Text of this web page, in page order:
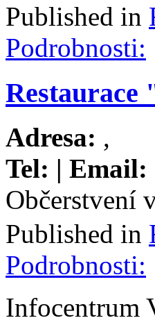
Published in
Podrobnosti:
Restaurace
Adresa: ,
Tel: | Email:
Občerstvení
Published in
Podrobnosti:
Infocentrum